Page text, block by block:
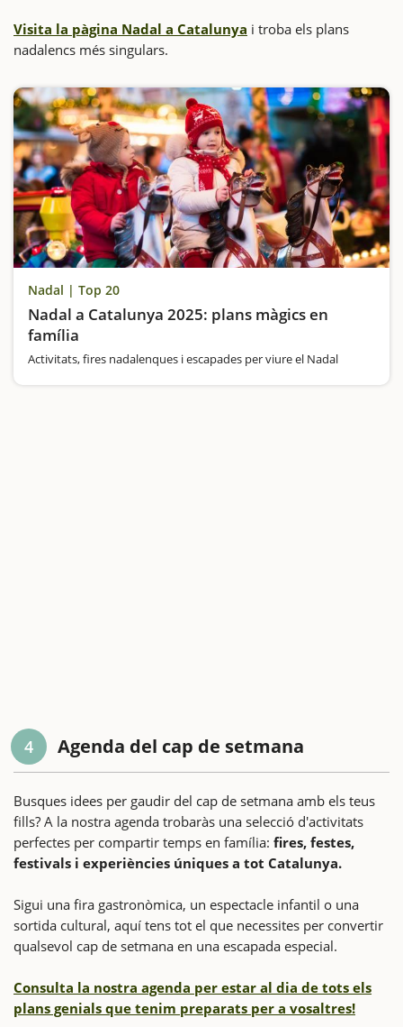
Visita la pàgina Nadal a Catalunya i troba els plans
nadalencs més singulars.
Nadal | Top 20
Nadal a Catalunya 2025: plans màgics en
família
Activitats, fires nadalenques i escapades per viure el Nadal
4 Agenda del cap de setmana
Busques idees per gaudir del cap de setmana amb els teus
fills? A la nostra agenda trobaràs una selecció d'activitats
perfectes per compartir temps en família: fires, festes,
festivals i experiències úniques a tot Catalunya.
Sigui una fira gastronòmica, un espectacle infantil o una
sortida cultural, aquí tens tot el que necessites per convertir
qualsevol cap de setmana en una escapada especial.
Consulta la nostra agenda per estar al dia de tots els
plans genials que tenim preparats per a vosaltres!